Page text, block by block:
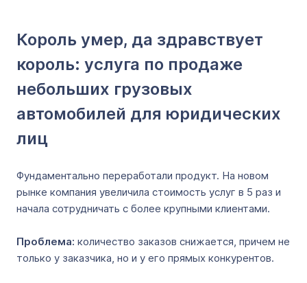
Король умер, да здравствует
король: услуга по продаже
небольших грузовых
автомобилей для юридических
лиц
Фундаментально переработали продукт. На новом
рынке компания увеличила стоимость услуг в 5 раз и
начала сотрудничать с более крупными клиентами.
Проблема: количество заказов снижается, причем не
только у заказчика, но и у его прямых конкурентов.